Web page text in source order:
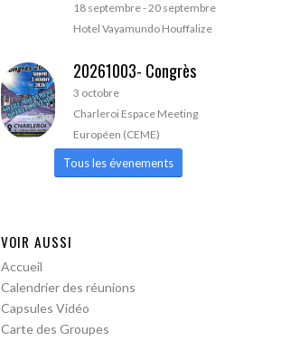
18 septembre-20 septembre
Hotel Vayamundo Houffalize
20261003- Congrès
3 octobre
Charleroi Espace Meeting
Européen (CEME)
Tous les évenements
VOIR AUSSI
Accueil
Calendrier des réunions
Capsules Vidéo
Carte des Groupes